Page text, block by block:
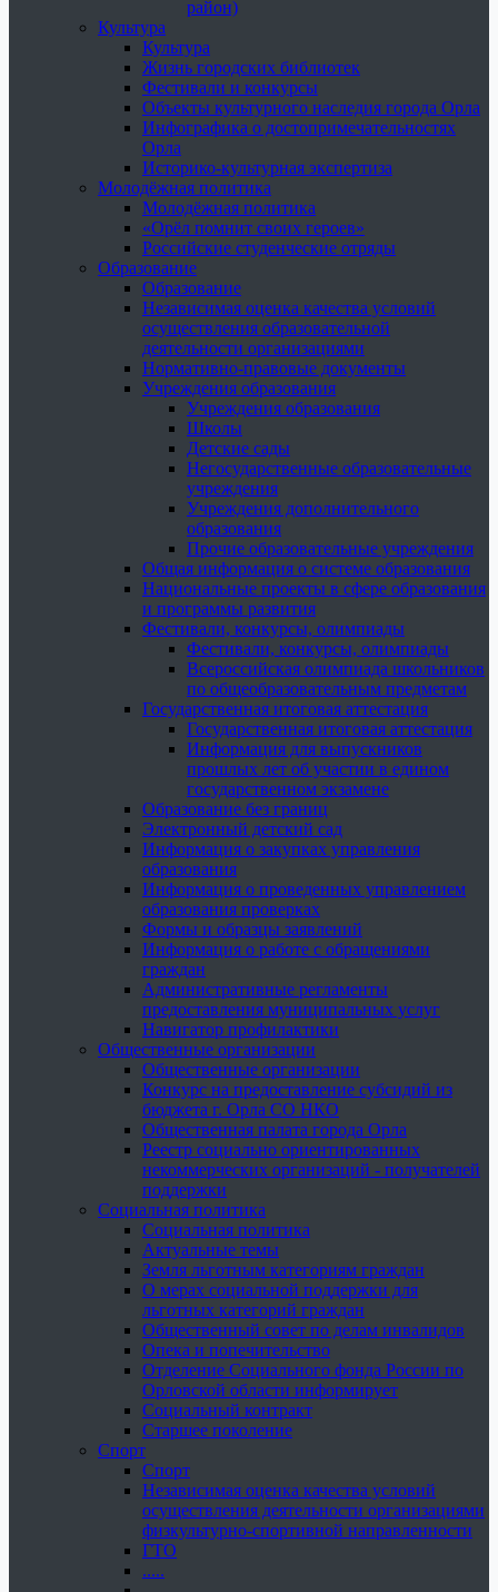
район)
Культура
Культура
Жизнь городских библиотек
Фестивали и конкурсы
Объекты культурного наследия города Орла
Инфографика о достопримечательностях
Орла
Историко-культурная экспертиза
Молодёжная политика
Молодёжная политика
«Орёл помнит своих героев»
Российские студенческие отряды
Образование
Образование
Независимая оценка качества условий
осуществления образовательной
деятельности организациями
Нормативно-правовые документы
Учреждения образования
Учреждения образования
Школы
Детские сады
Негосударственные образовательные
учреждения
Учреждения дополнительного
образования
Прочие образовательные учреждения
Общая информация о системе образования
Национальные проекты в сфере образования
и программы развития
Фестивали, конкурсы, олимпиады
Фестивали, конкурсы, олимпиады
Всероссийская олимпиада школьников
по общеобразовательным предметам
Государственная итоговая аттестация
Государственная итоговая аттестация
Информация для выпускников
прошлых лет об участии в едином
государственном экзамене
Образование без границ
Электронный детский сад
Информация о закупках управления
образования
Информация о проведенных управлением
образования проверках
Формы и образцы заявлений
Информация о работе с обращениями
граждан
Административные регламенты
предоставления муниципальных услуг
Навигатор профилактики
Общественные организации
Общественные организации
Конкурс на предоставление субсидий из
бюджета г. Орла СО НКО
Общественная палата города Орла
Реестр социально ориентированных
некоммерческих организаций - получателей
поддержки
Социальная политика
Социальная политика
Актуальные темы
Земля льготным категориям граждан
О мерах социальной поддержки для
льготных категорий граждан
Общественный совет по делам инвалидов
Опека и попечительство
Отделение Социального фонда России по
Орловской области информирует
Социальный контракт
Старшее поколение
Спорт
Спорт
Независимая оценка качества условий
осуществления деятельности организациями
физкультурно-спортивной направленности
ГТО
.....